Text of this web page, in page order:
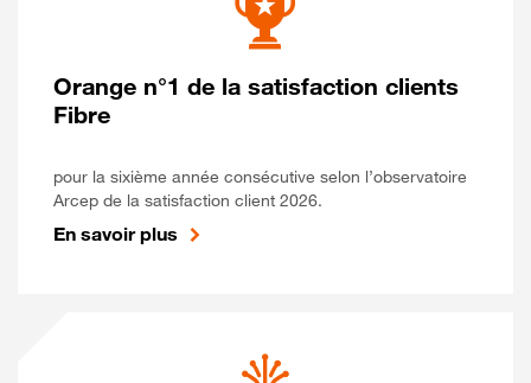
Orange n°1 de la satisfaction clients
Fibre
pour la sixième année consécutive selon l’observatoire
Arcep de la satisfaction client 2026.
En savoir plus